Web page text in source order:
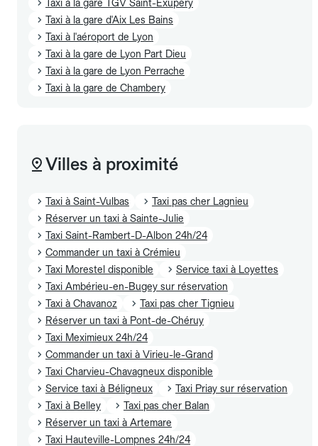
Taxi à la gare TGV Saint-Exupéry
Taxi à la gare d'Aix Les Bains
Taxi à l'aéroport de Lyon
Taxi à la gare de Lyon Part Dieu
Taxi à la gare de Lyon Perrache
Taxi à la gare de Chambery
Villes à proximité
Taxi à Saint-Vulbas
Taxi pas cher Lagnieu
Réserver un taxi à Sainte-Julie
Taxi Saint-Rambert-D-Albon 24h/24
Commander un taxi à Crémieu
Taxi Morestel disponible
Service taxi à Loyettes
Taxi Ambérieu-en-Bugey sur réservation
Taxi à Chavanoz
Taxi pas cher Tignieu
Réserver un taxi à Pont-de-Chéruy
Taxi Meximieux 24h/24
Commander un taxi à Virieu-le-Grand
Taxi Charvieu-Chavagneux disponible
Service taxi à Béligneux
Taxi Priay sur réservation
Taxi à Belley
Taxi pas cher Balan
Réserver un taxi à Artemare
Taxi Hauteville-Lompnes 24h/24